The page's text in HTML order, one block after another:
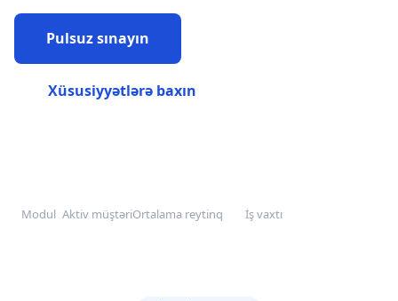
Pulsuz sınayın
Xüsusiyyətlərə baxın
Modul Aktiv müştəriOrtalama reytinq İş vaxtı